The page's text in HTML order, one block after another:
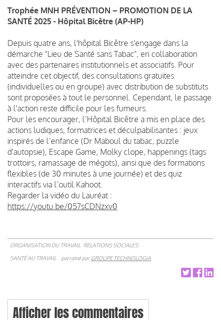
Trophée MNH PRÉVENTION – PROMOTION DE LA
SANTÉ 2025 - Hôpital Bicêtre (AP-HP)
Depuis quatre ans, l'hôpital Bicêtre s'engage dans la
démarche "Lieu de Santé sans Tabac", en collaboration
avec des partenaires institutionnels et associatifs. Pour
atteindre cet objectif, des consultations gratuites
(individuelles ou en groupe) avec distribution de substituts
sont proposées à tout le personnel. Cependant, le passage
à l'action reste difficile pour les fumeurs.
Pour les encourager, l’Hôpital Bicêtre a mis en place des
actions ludiques, formatrices et déculpabilisantes : jeux
inspirés de l’enfance (Dr Maboul du tabac, puzzle
d'autopsie), Escape Game, Molky clope, happenings (tags
trottoirs, ramassage de mégots), ainsi que des formations
flexibles (de 30 minutes à une journée) et des quiz
interactifs via l’outil Kahoot.
Regarder la vidéo du Lauréat :
https://youtu.be/057sCDNzxv0
ORGANISATION DU TRAVAIL RELATIONS SOCIALES
SANTÉ AU TRAVAIL
parrainé parGROUPE TECHNOLOGIA
Afficher les commentaires